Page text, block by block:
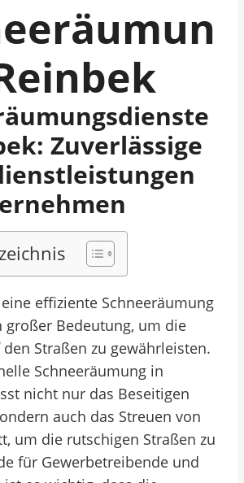
Zuverlässige
effiziente Schneeräumung
großer Bedeutung, um die
Straßen zu gewährleisten.
Schneeräumung in
nicht nur das Beseitigen
auch das Streuen von
um die rutschigen Straßen zu
für Gewerbetreibende und